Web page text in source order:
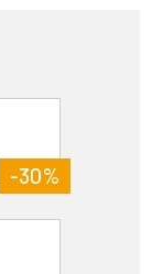
-30%